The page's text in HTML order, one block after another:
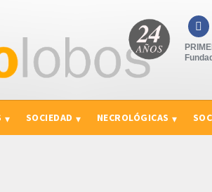

SOCIEDAD NECROLÓGICAS